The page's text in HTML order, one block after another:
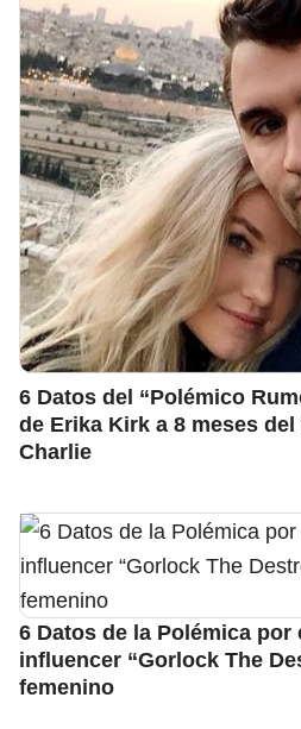
6 Datos del “Polémico
de Erika Kirk a 8 meses
Charlie
6 Datos de la Polémica por
influencer “Gorlock The
femenino